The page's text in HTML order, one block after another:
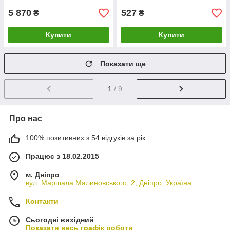
5 870 ₴
Купити
527 ₴
Купити
Показати ще
1 / 9
Про нас
100% позитивних з 54 відгуків за рік
Працює з 18.02.2015
м. Дніпро
вул. Маршала Малиновського, 2, Дніпро, Україна
Контакти
Сьогодні вихідний
Показати весь графік роботи